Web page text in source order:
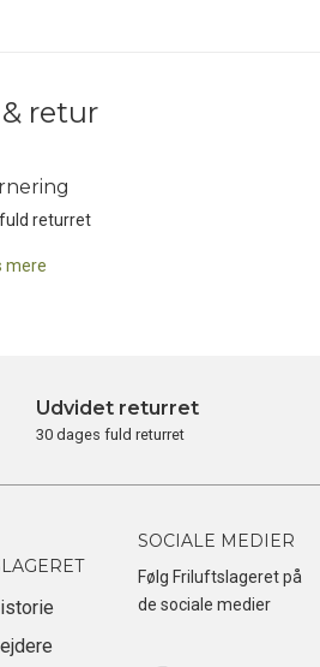
der til tider er vært for de mest
konstant engageret i forbedringer
retur
returret
mere
Udvidet returret
30 dages fuld returret
SOCIALE MEDIER
Følg Friluftslageret på
de sociale medier